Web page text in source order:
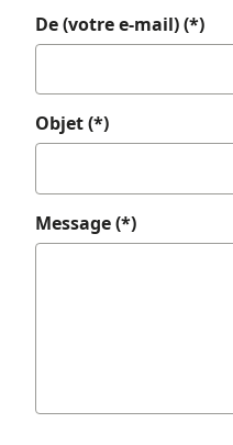
De (votre e-mail) (*)
Objet (*)
Message (*)